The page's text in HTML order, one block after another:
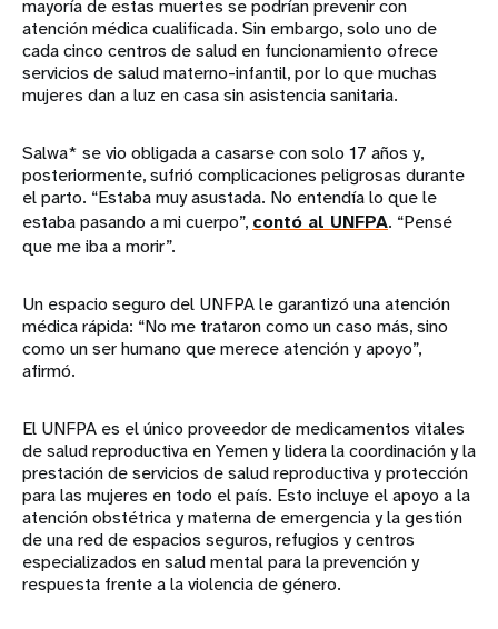
mayoría de estas muertes se podrían prevenir con
atención médica cualificada. Sin embargo, solo uno de
cada cinco centros de salud en funcionamiento ofrece
servicios de salud materno-infantil, por lo que muchas
mujeres dan a luz en casa sin asistencia sanitaria.
Salwa* se vio obligada a casarse con solo 17 años y,
posteriormente, sufrió complicaciones peligrosas durante
el parto. “Estaba muy asustada. No entendía lo que le
estaba pasando a mi cuerpo”, contó al UNFPA. “Pensé
que me iba a morir”.
Un espacio seguro del UNFPA le garantizó una atención
médica rápida: “No me trataron como un caso más, sino
como un ser humano que merece atención y apoyo”,
afirmó.
El UNFPA es el único proveedor de medicamentos vitales
de salud reproductiva en Yemen y lidera la coordinación y la
prestación de servicios de salud reproductiva y protección
para las mujeres en todo el país. Esto incluye el apoyo a la
atención obstétrica y materna de emergencia y la gestión
de una red de espacios seguros, refugios y centros
especializados en salud mental para la prevención y
respuesta frente a la violencia de género.